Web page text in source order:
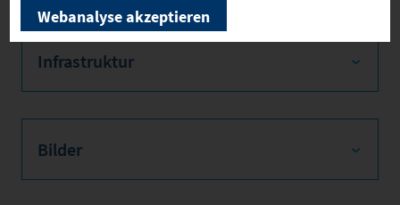
Infrastruktur
Bilder
Webanalyse akzeptieren